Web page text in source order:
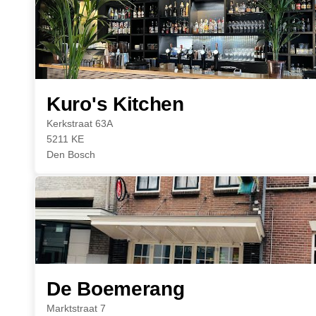
Kuro's Kitchen
Kerkstraat 63A
5211 KE
Den Bosch
De Boemerang
Marktstraat 7